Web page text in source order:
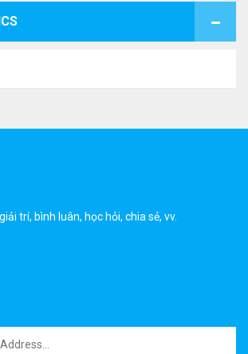
trí, bình luân, học hỏi, chia sẻ, vv.